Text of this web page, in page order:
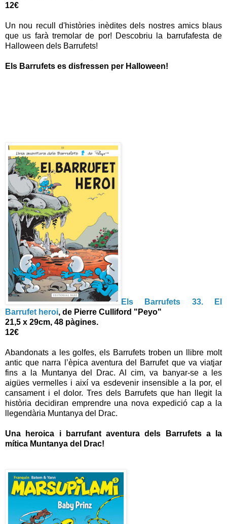
12€
Un nou recull d'històries inèdites dels nostres amics blaus
que us farà tremolar de por! Descobriu la barrufafesta de
Halloween dels Barrufets!
Els Barrufets es disfressen per Halloween!
Els Barrufets 33. El
Barrufet heroi, de Pierre Culliford "Peyo"
21,5 x 29cm, 48 pàgines.
12€
Abandonats a les golfes, els Barrufets troben un llibre molt
antic que narra l’èpica aventura del Barrufet que va viatjar
fins a la Muntanya del Drac. Al cim, va banyar-se a les
aigües vermelles i així va esdevenir insensible a la por, el
cansament i el dolor. Tres dels Barrufets que han llegit la
història decidiran emprendre una nova expedició cap a la
llegendària Muntanya del Drac.
Una heroica i barrufant aventura dels Barrufets a la
mítica Muntanya del Drac!